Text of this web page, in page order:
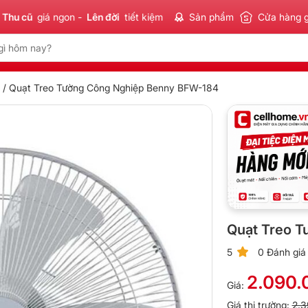
giá ngon - Lên đời tiết kiệm Sản phẩm Chính hãng - Xuất
Cửa hàng
/ Quạt Treo Tường Công Nghiệp Benny BFW-184
Quạt Treo
5 0 Đánh giá
Giá:
Giá thị trường: